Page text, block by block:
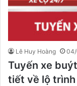
Lê Huy Hoàng
Tuyến xe
tiết về lộ